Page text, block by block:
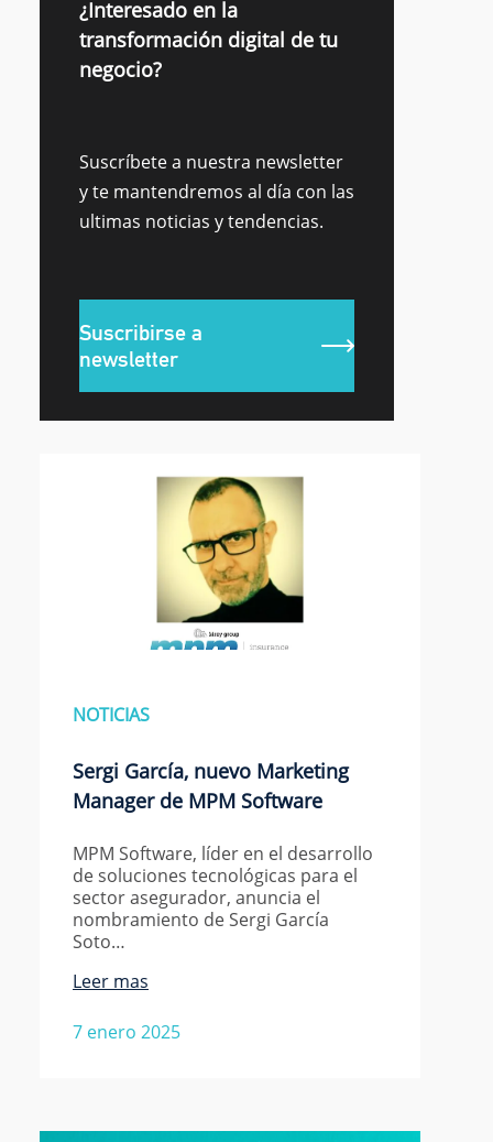
NOTICIAS
Sergi García, nuevo Marketing
Manager de MPM Software
MPM Software, líder en el desarrollo
de soluciones tecnológicas para el
sector asegurador, anuncia el
nombramiento de Sergi García
Soto…
7 enero 2025
Leer mas
¿Interesado en la
transformación digital de tu
negocio?
Suscríbete a nuestra newsletter
y te mantendremos al día con las
ultimas noticias y tendencias.
Suscribirse a
newsletter